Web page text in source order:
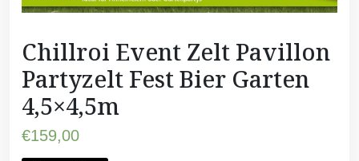
Chillroi Event Zelt Pavillon
Partyzelt Fest Bier Garten
4,5×4,5m
€159,00